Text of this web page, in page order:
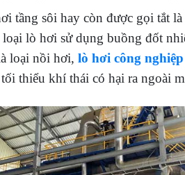
tầng sôi hay còn được gọi tắt
loại lò hơi sử dụng buồng đốt
loại nồi hơi, lò hơi công
thiểu khí thái có hại ra ngoài